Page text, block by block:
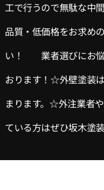
工で行うので無駄な中
品質・低価格をお求め
い！ 業者選びにお悩
おります！☆外壁塗装
まります。☆外注業者
ている方はぜひ坂木塗